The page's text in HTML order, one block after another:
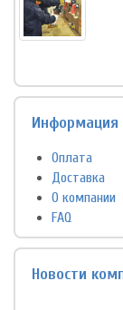
Информация
Оплата
Доставка
О компании
FAQ
Новости